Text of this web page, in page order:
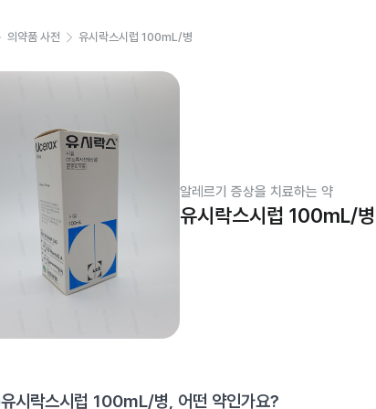
의약품 사전 유시락스시럽 100mL/병
알레르기 증상을 치료하는 약
유시락스시럽 100mL/병
유시락스시럽 100mL/병, 어떤 약인가요?